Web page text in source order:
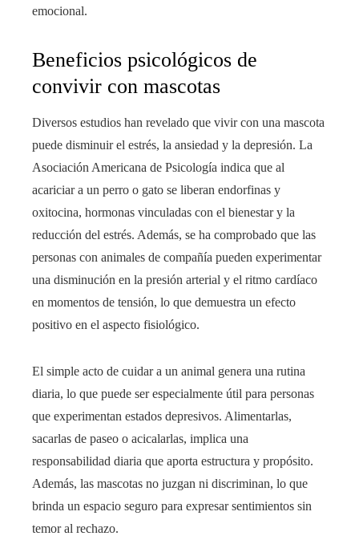
emocional.
Beneficios psicológicos de
convivir con mascotas
Diversos estudios han revelado que vivir con una mascota
puede disminuir el estrés, la ansiedad y la depresión. La
Asociación Americana de Psicología indica que al
acariciar a un perro o gato se liberan endorfinas y
oxitocina, hormonas vinculadas con el bienestar y la
reducción del estrés. Además, se ha comprobado que las
personas con animales de compañía pueden experimentar
una disminución en la presión arterial y el ritmo cardíaco
en momentos de tensión, lo que demuestra un efecto
positivo en el aspecto fisiológico.
El simple acto de cuidar a un animal genera una rutina
diaria, lo que puede ser especialmente útil para personas
que experimentan estados depresivos. Alimentarlas,
sacarlas de paseo o acicalarlas, implica una
responsabilidad diaria que aporta estructura y propósito.
Además, las mascotas no juzgan ni discriminan, lo que
brinda un espacio seguro para expresar sentimientos sin
temor al rechazo.